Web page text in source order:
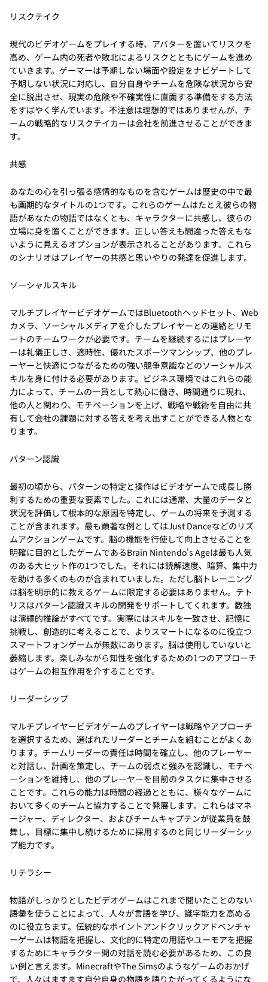
リスクテイク
現代のビデオゲームをプレイする時、アバターを置いてリスクを
高め、ゲーム内の死者や敗北によるリスクとともにゲームを進め
ていきます。ゲーマーは予期しない場面や設定をナビゲートして
予期しない状況に対応し、自分自身やチームを危険な状況から安
全に脱出させ、現実の危険や不確実性に直面する準備をする方法
をすばやく学んでいます。不注意は理想的ではありませんが、チ
ームの戦略的なリスクテイカーは会社を前進させることができま
す。
共感
あなたの心を引っ張る感情的なものを含むゲームは歴史の中で最
も画期的なタイトルの1つです。これらのゲームはたとえ彼らの物
語があなたの物語ではなくとも、キャラクターに共感し、彼らの
立場に身を置くことができます。正しい答えも間違った答えもな
いように見えるオプションが表示されることがあります。これら
のシナリオはプレイヤーの共感と思いやりの発達を促進します。
ソーシャルスキル
マルチプレイヤービデオゲームではBluetoothヘッドセット、Web
カメラ、ソーシャルメディアを介したプレイヤーとの連絡とリモ
ートのチームワークが必要です。チームを継続するにはプレーヤ
ーは礼儀正しさ、適時性、優れたスポーツマンシップ、他のプレ
ーヤーと快適につながるための強い競争意識などのソーシャルス
キルを身に付ける必要があります。ビジネス環境ではこれらの能
力によって、チームの一員として熱心に働き、時間通りに現れ、
他の人と関わり、モチベーションを上げ、戦略や戦術を自由に共
有して会社の課題に対する答えを考え出すことができる人物とな
ります。
パターン認識
最初の頃から、パターンの特定と操作はビデオゲームで成長し勝
利するための重要な要素でした。これには通常、大量のデータと
状況を評価して根本的な原因を特定し、ゲームの将来を予測する
ことが含まれます。最も顕著な例としてはJust Danceなどのリズ
ムアクションゲームです。脳の機能を行使して向上させることを
明確に目的としたゲームであるBrain Nintendo's Ageは最も人気
のある大ヒット作の1つでした。それには読解速度、暗算、集中力
を助ける多くのものが含まれていました。ただし脳トレーニング
は脳を明示的に教えるゲームに限定する必要はありません。テト
リスはパターン認識スキルの開発をサポートしてくれます。数独
は演繹的推論がすべてです。実際にはスキルを一致させ、記憶に
挑戦し、創造的に考えることで、よりスマートになるのに役立つ
スマートフォンゲームが無数にあります。脳は使用していないと
萎縮します。楽しみながら知性を強化するための1つのアプローチ
はゲームの相互作用を介することです。
リーダーシップ
マルチプレイヤービデオゲームのプレイヤーは戦略やアプローチ
を選択するため、選ばれたリーダーとチームを組むことがよくあ
ります。チームリーダーの責任は時間を確立し、他のプレーヤー
と対話し、計画を策定し、チームの弱点と強みを認識し、モチベ
ーションを維持し、他のプレーヤーを目前のタスクに集中させる
ことです。これらの能力は時間の経過とともに、様々なゲームに
おいて多くのチームと協力することで発展します。これらはマネ
ージャー、ディレクター、およびチームキャプテンが従業員を鼓
舞し、目標に集中し続けるために採用するのと同じリーダーシッ
プ能力です。
リテラシー
物語がしっかりとしたビデオゲームはこれまで聞いたことのない
語彙を使うことによって、人々が言語を学び、識字能力を高める
のに役立ちます。伝統的なポイントアンドクリックアドベンチャ
ーゲームは物語を把握し、文化的に特定の用語やユーモアを把握
するためにキャラクター間の対話を読む必要があるため、この良
い例と言えます。MinecraftやThe Simsのようなゲームのおかげ
で、人々はますます自分自身の物語を語りたがってくるようにな